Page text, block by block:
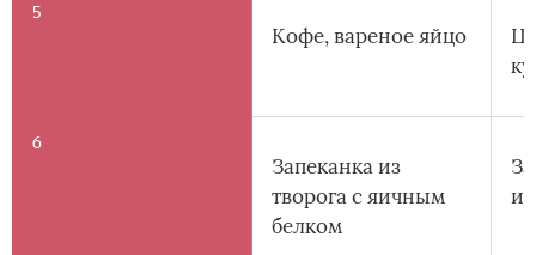
5
Кофе, вареное яйцо
6
Запеканка из
творога с яичным
белком